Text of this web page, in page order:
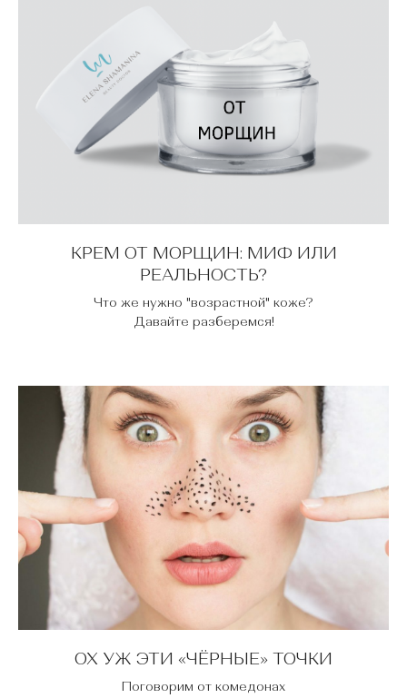
КРЕМ ОТ МОРЩИН: МИФ ИЛИ
РЕАЛЬНОСТЬ?
Что же нужно "возрастной" коже?
Давайте разберемся!
ОХ УЖ ЭТИ «ЧЁРНЫЕ» ТОЧКИ
Поговорим от комедонах